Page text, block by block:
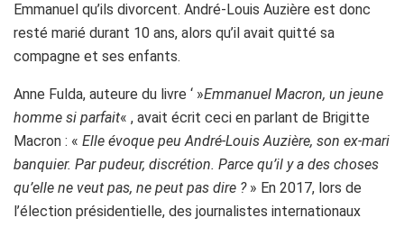
Emmanuel qu’ils divorcent. André-Louis Auzière est donc
resté marié durant 10 ans, alors qu’il avait quitté sa
compagne et ses enfants.
Anne Fulda, auteure du livre ‘ »Emmanuel Macron, un jeune
homme si parfait« , avait écrit ceci en parlant de Brigitte
Macron : « Elle évoque peu André-Louis Auzière, son ex-mari
banquier. Par pudeur, discrétion. Parce qu’il y a des choses
qu’elle ne veut pas, ne peut pas dire ?» En 2017, lors de
l’élection présidentielle, des journalistes internationaux